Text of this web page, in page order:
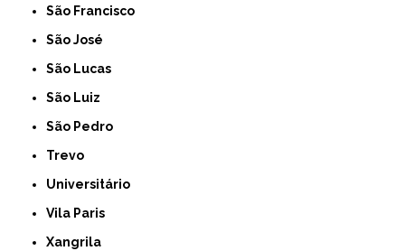
São Francisco
São José
São Lucas
São Luiz
São Pedro
Trevo
Universitário
Vila Paris
Xangrila